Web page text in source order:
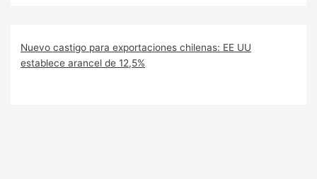
Nuevo castigo para exportaciones chilenas: EE UU
establece arancel de 12,5%